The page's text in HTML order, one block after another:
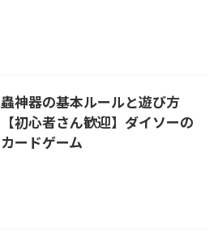
蟲神器の基本ルールと遊び方
【初心者さん歓迎】ダイソーの
カードゲーム